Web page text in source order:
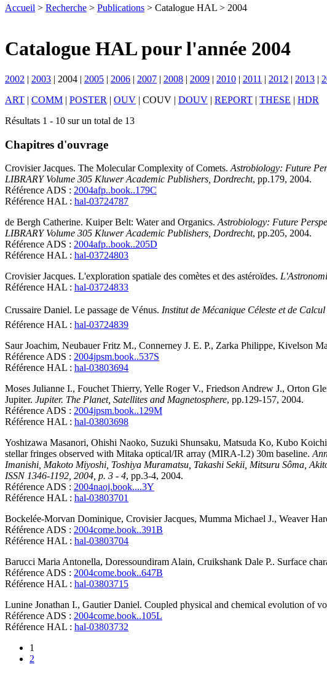
Accueil > Recherche > Publications > Catalogue HAL > 2004
Catalogue HAL pour l'année 2004
2002 | 2003 | 2004 | 2005 | 2006 | 2007 | 2008 | 2009 | 2010 | 2011 | 2012 | 2013 |
ART | COMM | POSTER | OUV | COUV | DOUV | REPORT | THESE | HDR
Résultats 1 - 10 sur un total de 13
Chapitres d'ouvrage
Crovisier Jacques. The Molecular Complexity of Comets. Astrobiology: Future
LIBRARY Volume 305 Kluwer Academic Publishers, Dordrecht, pp.179, 2004.
Référence ADS : 2004afp..book..179C
Référence HAL : hal-03724787
de Bergh Catherine. Kuiper Belt: Water and Organics. Astrobiology: Future
LIBRARY Volume 305 Kluwer Academic Publishers, Dordrecht, pp.205, 2004.
Référence ADS : 2004afp..book..205D
Référence HAL : hal-03724803
Crovisier Jacques. L'exploration spatiale des comètes et des astéroïdes.
Référence HAL : hal-03724833
Crussaire Daniel. Le passage de Vénus. Institut de Mécanique Céleste et de
Référence HAL : hal-03724839
Saur Joachim, Neubauer Fritz M., Connerney J. E. P., Zarka Philippe, Kivelson
Référence ADS : 2004jpsm.book..537S
Référence HAL : hal-03803694
Moses Julianne I., Fouchet Thierry, Yelle Roger V., Friedson Andrew J., Orton
Jupiter. Jupiter. The Planet, Satellites and Magnetosphere, pp.129-157, 2004.
Référence ADS : 2004jpsm.book..129M
Référence HAL : hal-03803698
Yoshizawa Masanori, Ohishi Naoko, Suzuki Shunsaku, Matsuda Ko, Kubo Koichi
stellar fringes observed with Mitaka optical/IR array (MIRA-I.2) 30m baseline.
Imanishi, Makoto Miyoshi, Toshiya Muramatsu, Takashi Sekii, Mitsuru Sôma,
ISSN 1346-1192, 2004, p. 3 - 4, pp.3-4, 2004.
Référence ADS : 2004naoj.book....3Y
Référence HAL : hal-03803701
Bockelée-Morvan Dominique, Crovisier Jacques, Mumma Michael J., Weaver
Référence ADS : 2004come.book..391B
Référence HAL : hal-03803704
Barucci Maria Antonella, Doressoundiram Alain, Cruikshank Dale P.. Surface
Référence ADS : 2004come.book..647B
Référence HAL : hal-03803715
Lunine Jonathan I., Gautier Daniel. Coupled physical and chemical evolution of
Référence ADS : 2004come.book..105L
Référence HAL : hal-03803732
1
2